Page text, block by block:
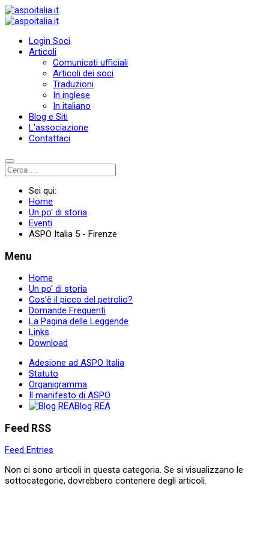
Login Soci
Articoli
Comunicati ufficiali
Articoli dei soci
Traduzioni
In inglese
In italiano
Blog e Siti
L'associazione
Contattaci
Sei qui:
Home
Un po' di storia
Eventi
ASPO Italia 5 - Firenze
Menu
Home
Un po' di storia
Cos'è il picco del petrolio?
Domande Frequenti
La Pagina delle Leggende
Links
Download
Adesione ad ASPO Italia
Statuto
Organigramma
Il manifesto di ASPO
Blog REA
Feed RSS
Feed Entries
Non ci sono articoli in questa categoria. Se si visualizzano le
sottocategorie, dovrebbero contenere degli articoli.